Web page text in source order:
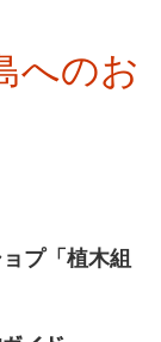
へのお
プ「植木組